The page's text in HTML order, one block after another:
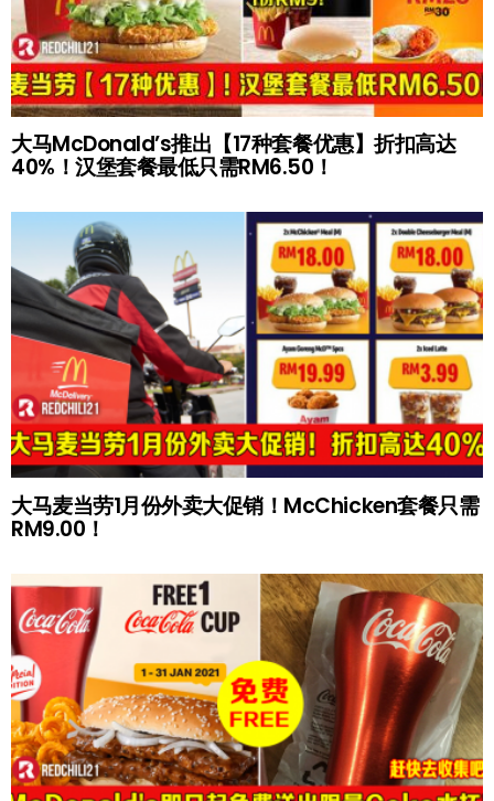
大马McDonald’s推出【17种套餐优惠】折扣高达
40%！汉堡套餐最低只需RM6.50！
大马麦当劳1月份外卖大促销！McChicken套餐只需
RM9.00！